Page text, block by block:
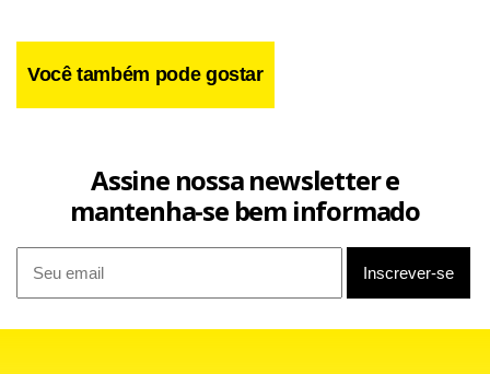
Você também pode gostar
Assine nossa newsletter e
mantenha-se bem informado